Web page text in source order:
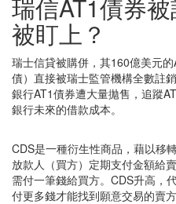
瑞信AT1債券
被盯上？
瑞士信貸被購併，其160億美元
債）直接被瑞士監管機構全數註
銀行AT1債券遭大量拋售，追蹤
銀行未來的借款成本。
CDS是一種衍生性商品，藉以移
放款人（買方）定期支付金額給
需付一筆錢給買方。CDS升高，
付更多錢才能找到願意交易的賣方